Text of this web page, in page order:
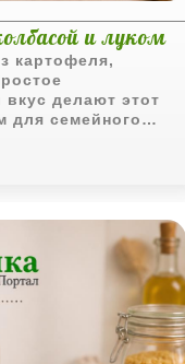
и луком
картофеля,
делают этот
для семейного